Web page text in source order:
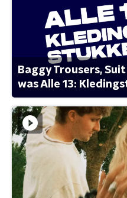
Baggy Trousers,
was Alle 13: